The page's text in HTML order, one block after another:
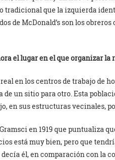
tradicional que la izquierda
de McDonald’s son los obreros
el lugar en el que organizar la
en los centros de trabajo de
de un sitio para otro. Esta
en sus estructuras vecinales,
en 1919 que puntualiza
está muy bien, pero que
él, en comparación con la